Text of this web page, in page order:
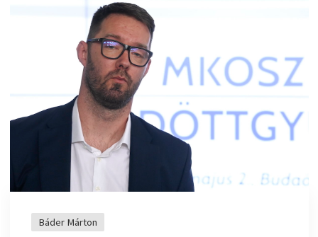
Báder Márton